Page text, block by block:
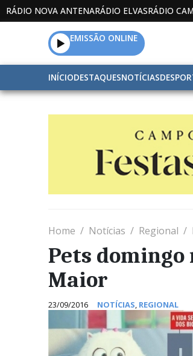
RÁDIO NOVA ANTENARÁDIO ELVASRÁDIO
EMISSÃO ONLINE
INÍCIODESTAQUESNOTÍCIAS
Home Notícias Regional
Pets
Maior
23/09/2016 NOTÍCIAS, REGIONAL